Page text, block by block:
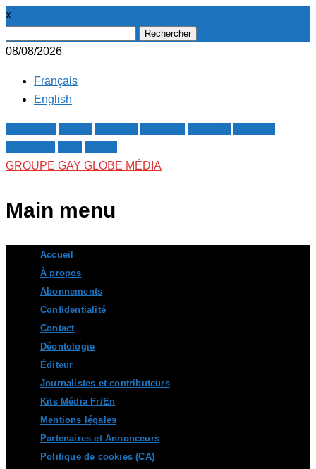
x
08/08/2026
Français
English
GROUPE GAY GLOBE MÉDIA
Main menu
content
Accueil
À propos
Abonnements
Confidentialité
Contact
Déontologie
Éditeur
Journalistes et contributeurs
Kits Média Fr/En
Mentions légales
Partenaires et Annonceurs
Politique de cookies (CA)